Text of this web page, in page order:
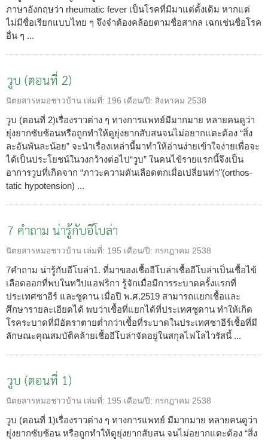
ภาษาอังกฤษว่า rheumatic fever เป็นโรคที่มีมาแต่ดั้งเดิม หากแต่
ไม่มีชื่อเรียกแบบไทย ๆ จึงจำต้องคล้อยตามชื่อสากล เฉกเช่นชื่อโรค
อื่น ๆ ...
วูบ (ตอนที่ 2)
นิตยสารหมอชาวบ้าน เล่มที่: 196 เดือน/ปี: สิงหาคม 2538
วูบ (ตอนที่ 2)เรื่องราวต่าง ๆ ทางการแพทย์มีมากมาย หลายคนดูว่า
ยุ่งยากซับซ้อนหรือถูกทำให้ดูยุ่งยากสับสนจนไม่อยากแตะต้อง “สิ่ง
ละอันพันละน้อย” จะนำเรื่องเหล่านี้มาทำให้อ่านง่ายเข้าใจง่ายเพื่อจะ
ได้เป็นประโยชน์ในวงกว้างต่อไป“วูบ” ในคนไข้รายแรกนี้จึงเป็น
อาการวูบที่เกิดจาก “ภาวะความดันเลือดตกเมื่อเปลี่ยนท่า"(orthos-
tatic hypotension) ...
7 คำถาม น่ารู้กับอีโบล่า
นิตยสารหมอชาวบ้าน เล่มที่: 195 เดือน/ปี: กรกฎาคม 2538
7คำถาม น่ารู้กับอีโบล่า1. ที่มาของเชื้ออีโบล่าเชื้ออีโบล่าเป็นเชื้อไข้
เลือดออกที่พบในทวีปแอฟริกา รู้จักเมื่อมีการระบาดครั้งแรกที่
ประเทศซาอีร์ และซูดาน เมื่อปี พ.ศ.2519 สามารถแยกเชื้อและ
ศึกษารายละเอียดได้ พบว่าเชื้อที่แยกได้ที่ประเทศซูดาน ทำให้เกิด
โรคระบาดที่มีอัตราตายต่ำกว่าเชื้อที่ระบาดในประเทศซาอีร์เชื้อที่มี
ลักษณะคุณสมบัติคล้ายเชื้ออีโบล่าจัดอยู่ในสกุลไฟโลไวรัสนี้ ...
วูบ (ตอนที่ 1)
นิตยสารหมอชาวบ้าน เล่มที่: 195 เดือน/ปี: กรกฎาคม 2538
วูบ (ตอนที่ 1)เรื่องราวต่าง ๆ ทางการแพทย์ มีมากมาย หลายคนดูว่า
ยุ่งยากซับซ้อน หรือถูกทำให้ดูยุ่งยากสับสน จนไม่อยากแตะต้อง “สิ่ง